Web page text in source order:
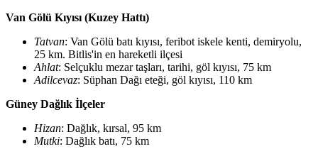
Van Gölü Kıyısı (Kuzey Hattı)
Tatvan: Van Gölü batı kıyısı, feribot iskele kenti, demiryolu,
25 km. Bitlis'in en hareketli ilçesi
Ahlat: Selçuklu mezar taşları, tarihi, göl kıyısı, 75 km
Adilcevaz: Süphan Dağı eteği, göl kıyısı, 110 km
Güney Dağlık İlçeler
Hizan: Dağlık, kırsal, 95 km
Mutki: Dağlık batı, 75 km